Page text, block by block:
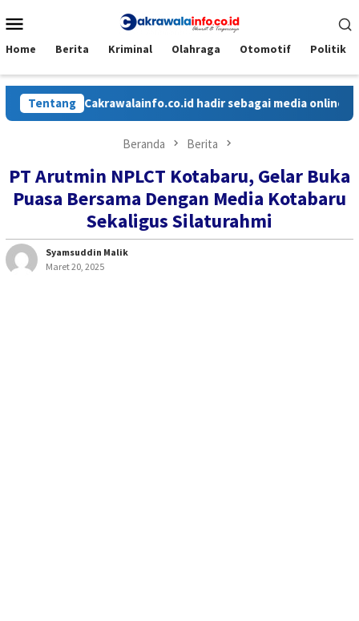
ke
Mobile
Home Berita Kriminal Olahraga Otomotif Politik
Tentang
Cakrawalainfo.co.id hadir sebagai media online yang
Beranda Berita
PT Arutmin NPLCT Kotabaru, Gelar Buka
Puasa Bersama Dengan Media Kotabaru
Sekaligus Silaturahmi
Syamsuddin Malik
Maret 20, 2025